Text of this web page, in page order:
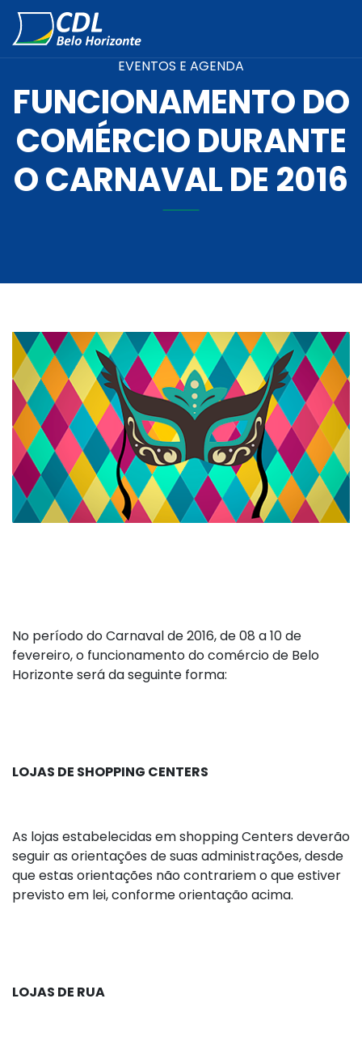
EVENTOS E AGENDA
FUNCIONAMENTO DO
COMÉRCIO DURANTE
O CARNAVAL DE 2016
No período do Carnaval de 2016, de 08 a 10 de
fevereiro, o funcionamento do comércio de Belo
Horizonte será da seguinte forma:
LOJAS DE SHOPPING CENTERS
As lojas estabelecidas em shopping Centers deverão
seguir as orientações de suas administrações, desde
que estas orientações não contrariem o que estiver
previsto em lei, conforme orientação acima.
LOJAS DE RUA